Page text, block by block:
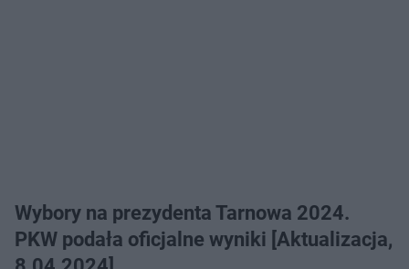
Wybory na prezydenta Tarnowa 2024.
PKW podała oficjalne wyniki [Aktualizacja,